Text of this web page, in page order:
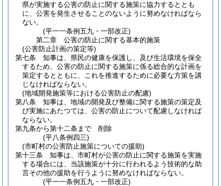
県が実施する公害の防止に関する施策に協力するととも
に、公害を発生させることのないように努めなければなら
ない。
(平一一条例五九・一部改正)
第二章
公害の防止に関する基本的施策
(公害防止計画の策定等)
第七条
知事は、県民の健康を保護し、及び生活環境を保全
するため、公害の防止に関する施策に係る総合的な計画を
策定するとともに、これを推進するために必要な方策を講
じなければならない。
(地域開発施策等における公害防止の配慮)
第八条
知事は、地域の開発及び整備に関する施策の策定及
び実施にあたつては、公害の防止について配慮しなければ
ならない。
第九条から第十二条まで
削除
(平八条例四三)
(市町村の公害防止施策についての援助)
第十三条
知事は、市町村が公害の防止に関する施策を実施
する場合には、当該施策が十分に行われるよう技術的な助
言その他の援助を行うように努めなければならない。
(平一一条例五九・一部改正)